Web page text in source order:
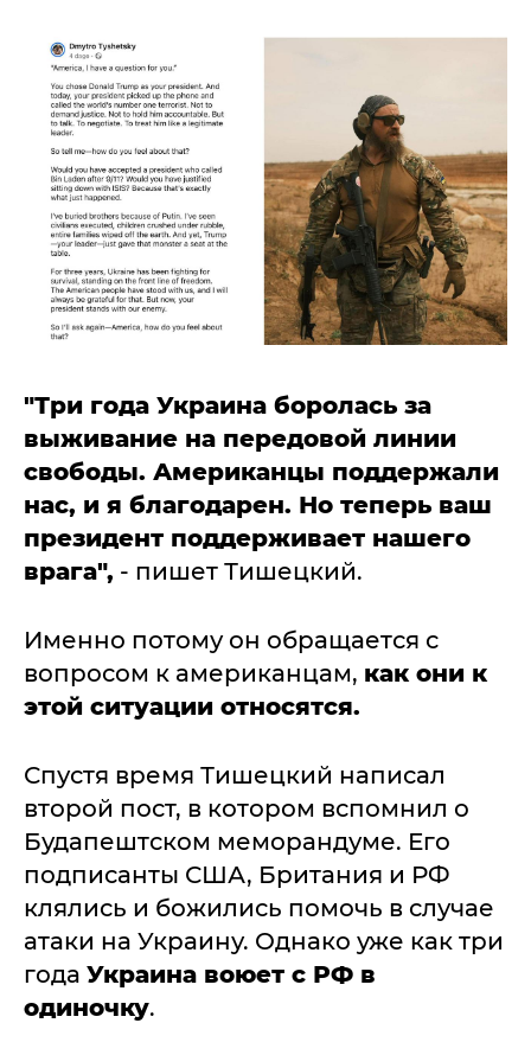
"Три года Украина боролась за
выживание на передовой линии
свободы. Американцы поддержали
нас, и я благодарен. Но теперь ваш
президент поддерживает нашего
врага", - пишет Тишецкий.
Именно потому он обращается с
вопросом к американцам, как они к
этой ситуации относятся.
Спустя время Тишецкий написал
второй пост, в котором вспомнил о
Будапештском меморандуме. Его
подписанты США, Британия и РФ
клялись и божились помочь в случае
атаки на Украину. Однако уже как три
года Украина воюет с РФ в
одиночку.